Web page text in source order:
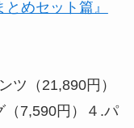
ツ（21,890円）
（7,590円）４.パ